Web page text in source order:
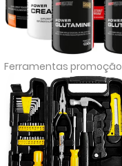
Ferramentas promoção